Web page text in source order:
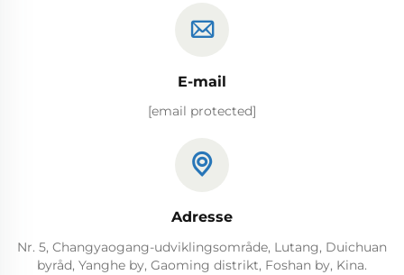
E-mail
[email protected]
Adresse
Nr. 5, Changyaogang-udviklingsområde, Lutang, Duichuan
byråd, Yanghe by, Gaoming distrikt, Foshan by, Kina.